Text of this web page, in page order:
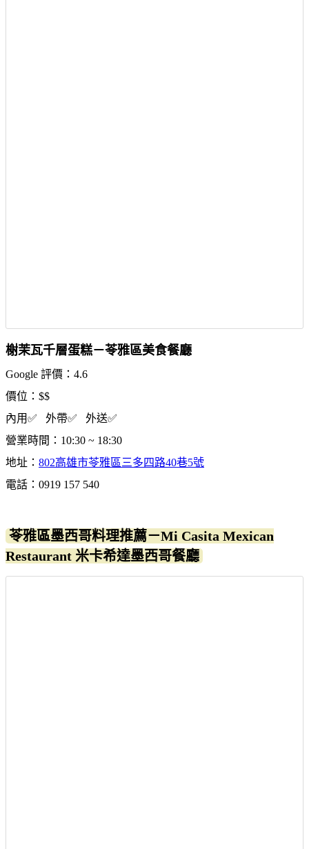
榭茉瓦千層蛋糕－苓雅區美食餐廳
Google 評價：4.6
價位：$$
內用✅ 外帶✅ 外送✅
營業時間：10:30 ~ 18:30
地址： 802高雄市苓雅區三多四路40巷5號
電話：0919 157 540
苓雅區墨西哥料理推薦－Mi Casita Mexican
Restaurant 米卡希達墨西哥餐廳